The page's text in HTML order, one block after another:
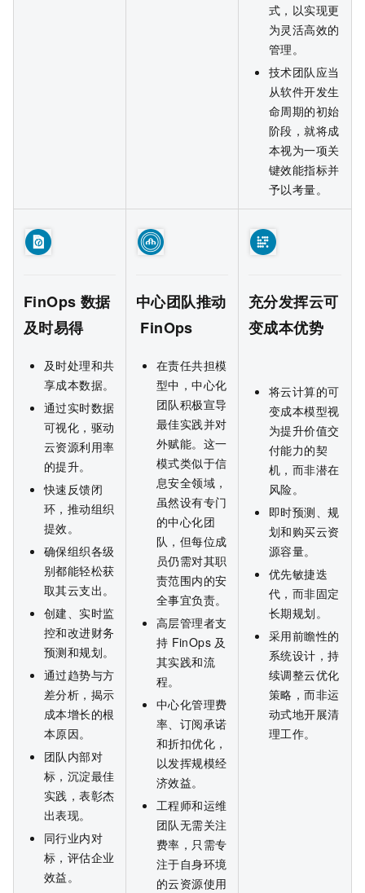
式，以实现更
为灵活高效的
管理。
技术团队应当
从软件开发生
命周期的初始
阶段，就将成
本视为一项关
键效能指标并
予以考量。
FinOps 数据
及时易得
及时处理和共
享成本数据。
通过实时数据
可视化，驱动
云资源利用率
的提升。
快速反馈闭
环，推动组织
提效。
确保组织各级
别都能轻松获
取其云支出。
创建、实时监
控和改进财务
预测和规划。
通过趋势与方
差分析，揭示
成本增长的根
本原因。
团队内部对
标，沉淀最佳
实践，表彰杰
出表现。
同行业内对
标，评估企业
效益。
中心团队推动
FinOps
在责任共担模
型中，中心化
团队积极宣导
最佳实践并对
外赋能。这一
模式类似于信
息安全领域，
虽然设有专门
的中心化团
队，但每位成
员仍需对其职
责范围内的安
全事宜负责。
高层管理者支
持 FinOps 及
其实践和流
程。
中心化管理费
率、订阅承诺
和折扣优化，
以发挥规模经
济效益。
工程师和运维
团队无需关注
费率，只需专
注于自身环境
的云资源使用
充分发挥云可
变成本优势
将云计算的可
变成本模型视
为提升价值交
付能力的契
机，而非潜在
风险。
即时预测、规
划和购买云资
源容量。
优先敏捷迭
代，而非固定
长期规划。
采用前瞻性的
系统设计，持
续调整云优化
策略，而非运
动式地开展清
理工作。